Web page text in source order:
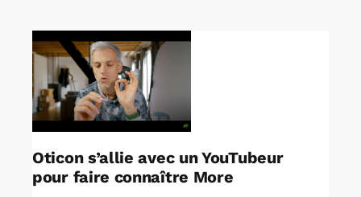
Rechercher:
Annonces emploi
Oticon s’allie avec un YouTubeur
pour faire connaître More